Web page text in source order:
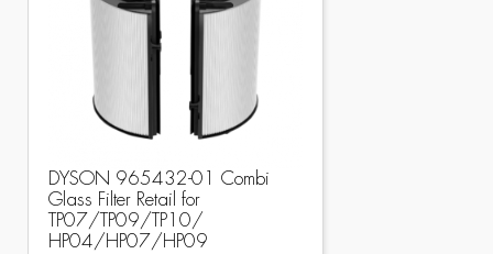
DYSON 965432-01 Combi
Glass Filter Retail for
TP07/TP09/TP10/
HP04/HP07/HP09